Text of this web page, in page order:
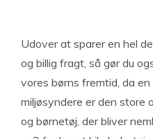
Udover at sparer en hel
og billig fragt, så gør du
vores børns fremtid, da
miljøsyndere er den store
og børnetøj, der bliver